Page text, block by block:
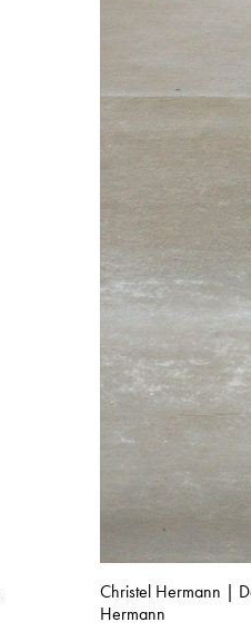
Christel Hermann |
Hermann